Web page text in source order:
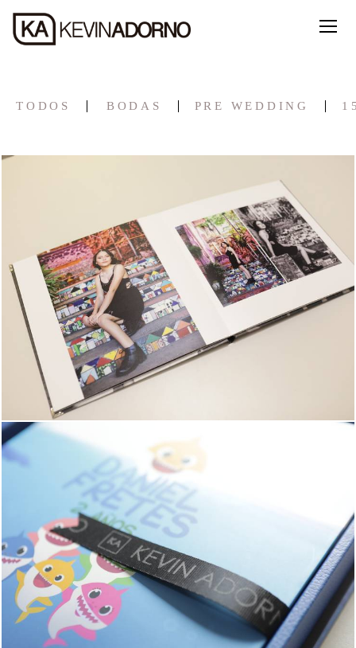
TODOS BODAS PRE WEDDING